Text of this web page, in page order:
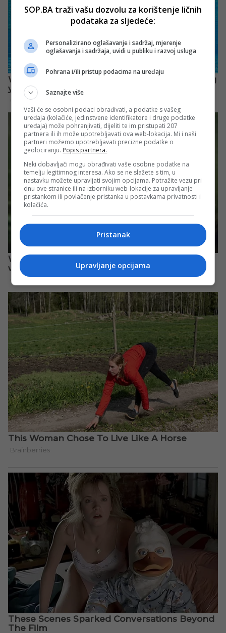
SOP.BA traži vašu dozvolu za korištenje ličnih
podataka za sljedeće:
Personalizirano oglašavanje i sadržaj, mjerenje
oglašavanja i sadržaja, uvidi u publiku i razvoj usluga
Pohrana i/ili pristup podacima na uređaju
Saznajte više
Vaši će se osobni podaci obrađivati, a podatke s vašeg
uređaja (kolačiće, jedinstvene identifikatore i druge podatke
uređaja) može pohranjivati, dijeliti te im pristupati 207
partnera ili ih može upotrebljavati ova web-lokacija. Mi i naši
partneri možemo upotrebljavati precizne podatke o
geolociranju. Popis partnera.
Neki dobavljači mogu obrađivati vaše osobne podatke na
temelju legitimnog interesa. Ako se ne slažete s tim, u
nastavku možete upravljati svojim opcijama. Potražite vezu pri
dnu ove stranice ili na izborniku web-lokacije za upravljanje
pristankom ili povlačenje pristanka u postavkama privatnosti i
kolačića.
Pristanak
Upravljanje opcijama